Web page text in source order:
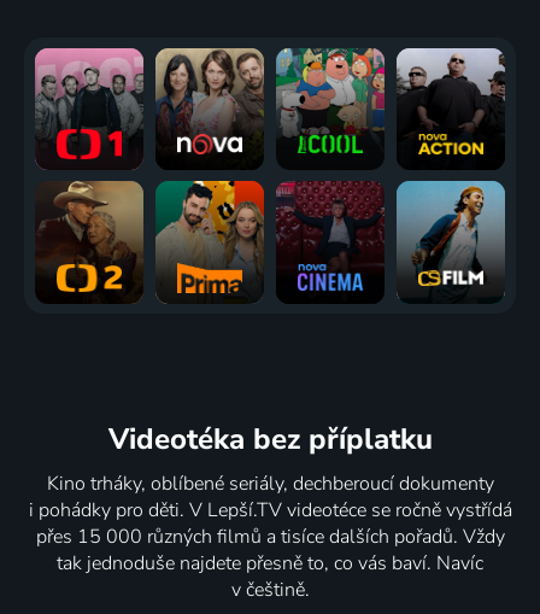
Videotéka bez příplatku
Kino trháky, oblíbené seriály, dechberoucí dokumenty
i pohádky pro děti. V Lepší.TV videotéce se ročně vystřídá
přes 15 000 různých filmů a tisíce dalších pořadů. Vždy
tak jednoduše najdete přesně to, co vás baví. Navíc
v češtině.